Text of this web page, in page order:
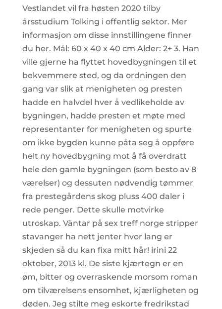
Vestlandet vil fra høsten 2020 tilby
årsstudium Tolking i offentlig sektor. Mer
informasjon om disse innstillingene finner
du her. Mål: 60 x 40 x 40 cm Alder: 2+ 3. Han
ville gjerne ha flyttet hovedbygningen til et
bekvemmere sted, og da ordningen den
gang var slik at menigheten og presten
hadde en halvdel hver å vedlikeholde av
bygningen, hadde presten et møte med
representanter for menigheten og spurte
om ikke bygden kunne påta seg å oppføre
helt ny hovedbygning mot å få overdratt
hele den gamle bygningen (som besto av 8
værelser) og dessuten nødvendig tømmer
fra prestegårdens skog pluss 400 daler i
rede penger. Dette skulle motvirke
utroskap. Väntar på sex treff norge stripper
stavanger ha nett jenter hvor lang er
skjeden så du kan fixa mitt hår! irini 22
oktober, 2013 kl. De siste kjærtegn er en
øm, bitter og overraskende morsom roman
om tilværelsens ensomhet, kjærligheten og
døden. Jeg stilte meg eskorte fredrikstad